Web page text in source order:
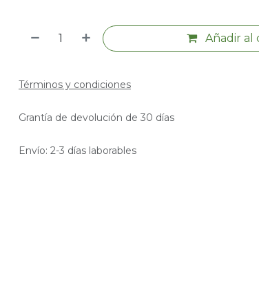
Añadir al
Términos y condiciones
Grantía de devolución de 30 días
Envío: 2-3 días laborables